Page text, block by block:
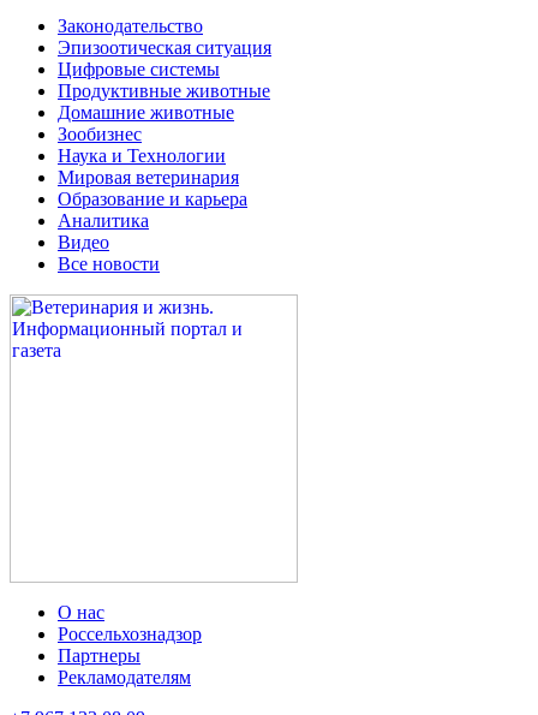
Законодательство
Эпизоотическая ситуация
Цифровые системы
Продуктивные животные
Домашние животные
Зообизнес
Наука и Технологии
Мировая ветеринария
Образование и карьера
Аналитика
Видео
Все новости
О нас
Россельхознадзор
Партнеры
Рекламодателям